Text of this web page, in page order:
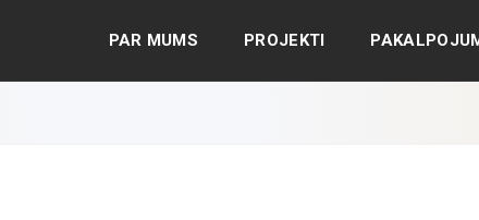
PAR MUMS PROJEKTI